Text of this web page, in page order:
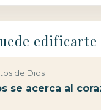
edificarte
de Dios
se acerca al